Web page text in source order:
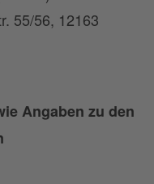
55/56, 12163
Angaben zu den